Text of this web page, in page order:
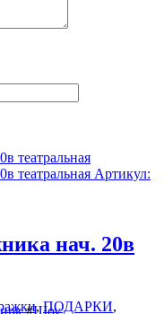
Артикул:
нач. 20в
,ПОДАРКИ,